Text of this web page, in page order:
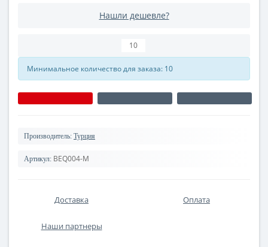
Нашли дешевле?
Минимальное количество для заказа: 10
Производитель: Турция
Артикул: BEQ004-M
Доставка Оплата
Наши партнеры